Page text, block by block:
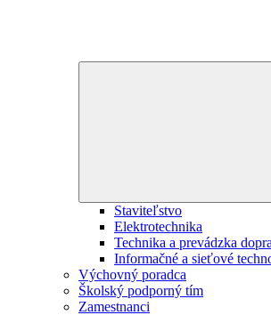
Staviteľstvo
Elektrotechnika
Technika a prevádzka
Informačné a sieťové
Výchovný poradca
Školský podporný tím
Zamestnanci